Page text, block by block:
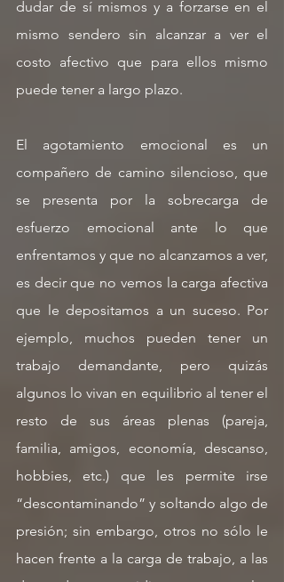
dudar de sí mismos y a forzarse en el
mismo sendero sin alcanzar a ver el
costo afectivo que para ellos mismo
puede tener a largo plazo.
El agotamiento emocional es un
compañero de camino silencioso, que
se presenta por la sobrecarga de
esfuerzo emocional ante lo que
enfrentamos y que no alcanzamos a ver,
es decir que no vemos la carga afectiva
que le depositamos a un suceso. Por
ejemplo, muchos pueden tener un
trabajo demandante, pero quizás
algunos lo vivan en equilibrio al tener el
resto de sus áreas plenas (pareja,
familia, amigos, economía, descanso,
hobbies, etc.) que les permite irse
“descontaminando” y soltando algo de
presión; sin embargo, otros no sólo le
hacen frente a la carga de trabajo, a las